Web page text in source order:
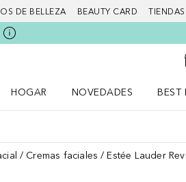
DE BELLEZA BEAUTY CARD TIENDAS
HOGAR
NOVEDADES
BEST
Cremas faciales Estée Lauder